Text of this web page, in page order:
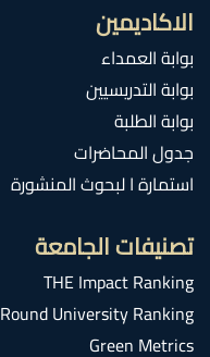
الاكاديمين
بوابة العمداء
بوابة التدريسيين
بوابة الطلبة
جدول المحاضرات
استمارة ا لبحوث المنشورة
تصنيفات الجامعة
THE Impact Ranking
Round University Ranking
Green Metrics